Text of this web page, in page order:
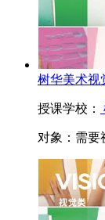
树华美术视
授课学校：
对象： 需要